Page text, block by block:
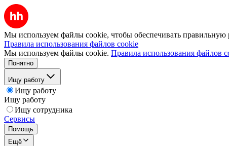
Мы используем файлы cookie, чтобы обеспечивать правильную
Правила использования файлов cookie
Мы используем файлы cookie. Правила использования файлов
Понятно
Ищу работу
Ищу работу
Ищу работу
Ищу сотрудника
Сервисы
Помощь
Ещё